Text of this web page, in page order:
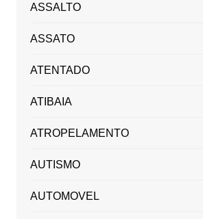
ASSALTO
ASSATO
ATENTADO
ATIBAIA
ATROPELAMENTO
AUTISMO
AUTOMOVEL